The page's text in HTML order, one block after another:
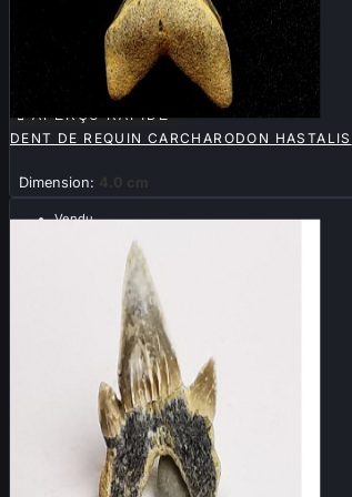
 APERÇU RAPIDE
DENT DE REQUIN CARCHARODON HASTALIS
Dimension: 4.0 cm
Vendu